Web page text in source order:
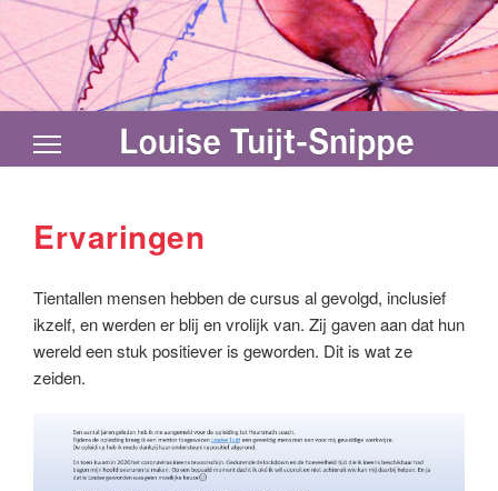
Ervaringen
Tientallen mensen hebben de cursus al gevolgd, inclusief
ikzelf, en werden er blij en vrolijk van. Zij gaven aan dat hun
wereld een stuk positiever is geworden. Dit is wat ze
zeiden.